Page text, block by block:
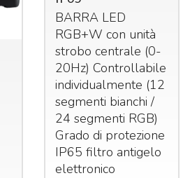
BARRA LED
RGB+W con unità
strobo centrale (0-
20Hz) Controllabile
individualmente (12
segmenti bianchi /
24 segmenti RGB)
Grado di protezione
IP65 filtro antigelo
elettronico